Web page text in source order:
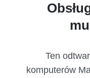
Ten
komputerów